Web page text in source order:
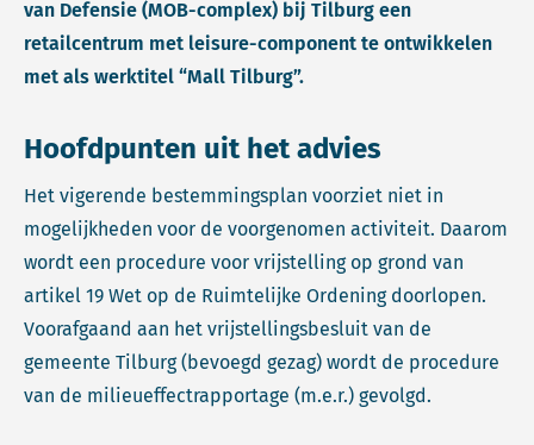
van Defensie (MOB-complex) bij Tilburg een
retailcentrum met leisure-component te ontwikkelen
met als werktitel “Mall Tilburg”.
Hoofdpunten uit het advies
Het vigerende bestemmingsplan voorziet niet in
mogelijkheden voor de voorgenomen activiteit. Daarom
wordt een procedure voor vrijstelling op grond van
artikel 19 Wet op de Ruimtelijke Ordening doorlopen.
Voorafgaand aan het vrijstellingsbesluit van de
gemeente Tilburg (bevoegd gezag) wordt de procedure
van de milieueffectrapportage (m.e.r.) gevolgd.